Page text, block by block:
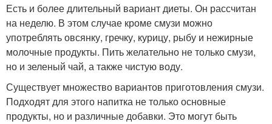
Есть и более длительный вариант диеты. Он рассчитан
на неделю. В этом случае кроме смузи можно
употреблять овсянку, гречку, курицу, рыбу и нежирные
молочные продукты. Пить желательно не только смузи,
но и зеленый чай, а также чистую воду.
Существует множество вариантов приготовления смузи.
Подходят для этого напитка не только основные
продукты, но и различные добавки. Это могут быть